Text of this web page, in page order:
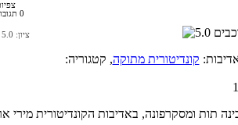
3193
0
ציון: 5.0
קונדיטורית מתוקה, קטגוריה: